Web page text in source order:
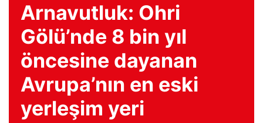
Arnavutluk: Ohri
Gölü’nde 8 bin yıl
öncesine dayanan
Avrupa’nın en eski
yerleşim yeri